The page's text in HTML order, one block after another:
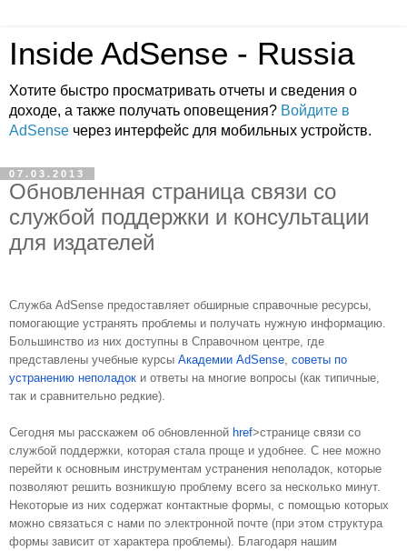
Inside AdSense - Russia
Хотите быстро просматривать отчеты и сведения о
доходе, а также получать оповещения? Войдите в
AdSense через интерфейс для мобильных устройств.
07.03.2013
Обновленная страница связи со
службой поддержки и консультации
для издателей
Служба AdSense предоставляет обширные справочные ресурсы,
помогающие устранять проблемы и получать нужную информацию.
Большинство из них доступны в Справочном центре, где
представлены учебные курсы Академии AdSense советы по
устранению неполадок и ответы на многие вопросы (как типичные,
так и сравнительно редкие).
Сегодня мы расскажем об обновленной href>странице связи со
службой поддержки , которая стала проще и удобнее. С нее можно
перейти к основным инструментам устранения неполадок, которые
позволяют решить возникшую проблему всего за несколько минут.
Некоторые из них содержат контактные формы, с помощью которых
можно связаться с нами по электронной почте (при этом структура
формы зависит от характера проблемы). Благодаря нашим